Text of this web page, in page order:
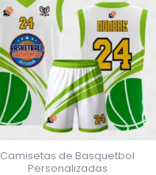
Camisetas de Basquetbol
Personalizadas